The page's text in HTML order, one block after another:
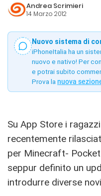
Andrea Scrimieri
14 Marzo 2012
Nuovo sistema di
iPhoneItalia ha un
nuovo e nativo! Per
e potrai subito
Prova la nuova
Su App Store i
recentemente
per Minecraft-
seppur definito un
introdurre diverse